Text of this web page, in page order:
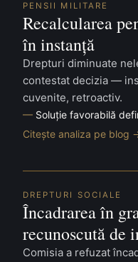
PENSII MILITARE
Recalcularea
în instanță
Drepturi diminuate
contestat decizia —
cuvenite, retroactiv.
Soluție favorabilă
Citește analiza pe blog
DREPTURI SOCIALE
Încadrarea în
recunoscută de
Comisia a refuzat